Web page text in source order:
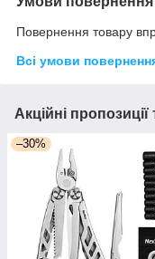
Повернення товару
Всі умови
Акційні
–30%